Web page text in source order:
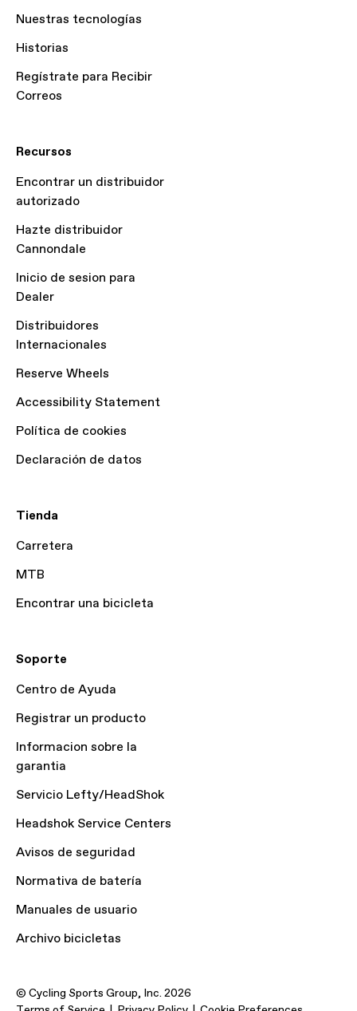
Nuestras tecnologías
Historias
Regístrate para Recibir
Correos
Recursos
Encontrar un distribuidor
autorizado
Hazte distribuidor
Cannondale
Inicio de sesion para
Dealer
Distribuidores
Internacionales
Reserve Wheels
Accessibility Statement
Política de cookies
Declaración de datos
Tienda
Carretera
MTB
Encontrar una bicicleta
Soporte
Centro de Ayuda
Registrar un producto
Informacion sobre la
garantia
Servicio Lefty/HeadShok
Headshok Service Centers
Avisos de seguridad
Normativa de batería
Manuales de usuario
Archivo bicicletas
© Cycling Sports Group, Inc. 2026